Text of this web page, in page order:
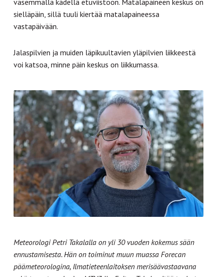
sielläpäin, sillä tuuli kiertää matalapaineessa
vastapäivään.
Jalaspilvien ja muiden läpikuultavien yläpilvien liikkeestä
voi katsoa, minne päin keskus on liikkumassa.
Meteorologi Petri Takalalla on yli 30 vuoden kokemus sään
ennustamisesta. Hän on toiminut muun muassa Forecan
päämeteorologina, Ilmatieteenlaitoksen merisäävastaavana